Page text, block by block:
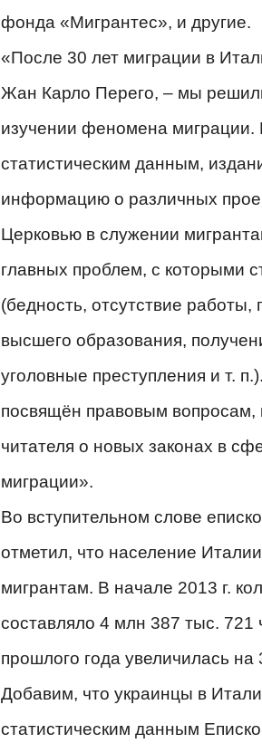
фонда «Мигрантес», и другие.
«После 30 лет миграции в
Жан Карло Перего, – мы
изучении феномена миграции.
статистическим данным,
информацию о различных
Церковью в служении
главных проблем, с которыми
(бедность, отсутствие
высшего образования,
уголовные преступления и т.
посвящён правовым
читателя о новых законах в
миграции».
Во вступительном слове
отметил, что население
мигрантам. В начале 2013 г.
составляло 4 млн 387 тыс. 721
прошлого года увеличилась на
Добавим, что украинцы в
статистическим данным